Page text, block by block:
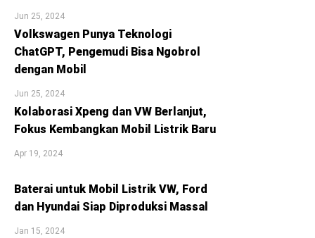
Jun 25, 2024
Volkswagen Punya Teknologi
ChatGPT, Pengemudi Bisa Ngobrol
dengan Mobil
Jun 25, 2024
Kolaborasi Xpeng dan VW Berlanjut,
Fokus Kembangkan Mobil Listrik Baru
Apr 19, 2024
Baterai untuk Mobil Listrik VW, Ford
dan Hyundai Siap Diproduksi Massal
Jan 15, 2024